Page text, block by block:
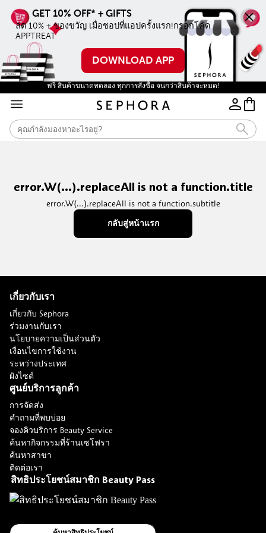
ลด 10% + ของขวัญ เมื่อชอปที่แอปครั้งแรก!กรอกโค้ด
APPTREAT
DOWNLOAD APP
ฟรี สินค้าขนาดทดลอง ทุกการสั่งซื้อ จนกว่าสินค้าจะหมด!
error.W(...).replaceAll is not a function.title
error.W(...).replaceAll is not a function.subtitle
กลับสู่หน้าแรก
เกี่ยวกับเรา
เกี่ยวกับ Sephora
ร่วมงานกับเรา
นโยบายความเป็นส่วนตัว
เงื่อนไขการใช้งาน
ระหว่างประเทศ
ผังไซต์
ศูนย์บริการลูกค้า
การจัดส่ง
คำถามที่พบบ่อย
จองคิวบริการ Beauty Service
ค้นหากิจกรรมที่ร้านเซโฟรา
ค้นหาสาขา
ติดต่อเรา
สิทธิประโยชน์สมาชิก Beauty Pass